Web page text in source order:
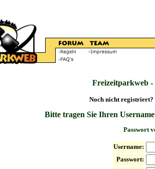
Freizeitparkweb
Noch nicht registriert?
Bitte tragen Sie Ihren
Passwort
Username:
Passwort: